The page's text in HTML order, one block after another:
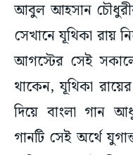
আবুল আহসান
সেখানে যূথিকা রায়
আগস্টের সেই
থাকেন, যূথিকা
দিয়ে বাংলা গান
গানটি সেই অর্থে